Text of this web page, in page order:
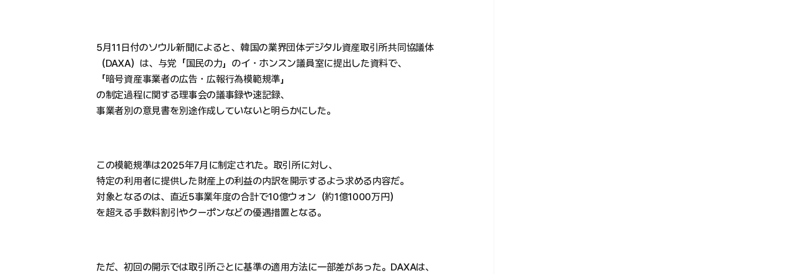
5月11日付のソウル新聞によると、韓国の業界団体デジタル資産取引所共同協議体
（DAXA）は、与党「国民の力」のイ・ホンスン議員室に提出した資料で、
「暗号資産事業者の広告・広報行為模範規準」
の制定過程に関する理事会の議事録や速記録、
事業者別の意見書を別途作成していないと明らかにした。
この模範規準は2025年7月に制定された。取引所に対し、
特定の利用者に提供した財産上の利益の内訳を開示するよう求める内容だ。
対象となるのは、直近5事業年度の合計で10億ウォン（約1億1000万円）
を超える手数料割引やクーポンなどの優遇措置となる。
ただ、初回の開示では取引所ごとに基準の適用方法に一部差があった。DAXAは、